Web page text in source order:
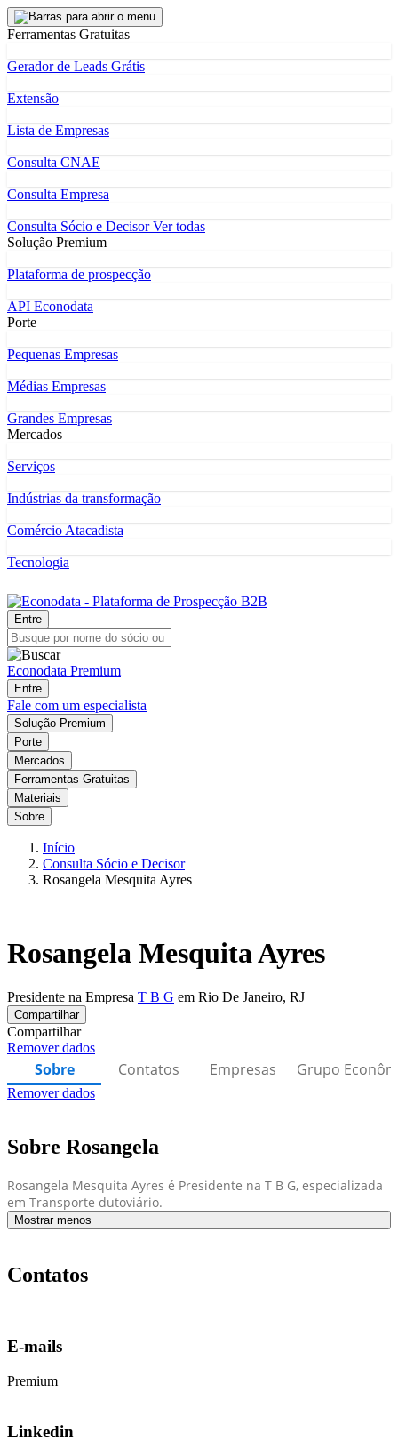
Ferramentas Gratuitas
Gerador de Leads Grátis
Extensão
Lista de Empresas
Consulta CNAE
Consulta Empresa
Consulta Sócio e DecisorVer todas
Solução Premium
Plataforma de prospecção
API Econodata
Porte
Pequenas Empresas
Médias Empresas
Grandes Empresas
Mercados
Serviços
Indústrias da transformação
Comércio Atacadista
Tecnologia
Entre
Econodata Premium
Entre
Fale com um especialista
Solução Premium
Porte
Mercados
Ferramentas Gratuitas
Materiais
Sobre
Início
Consulta Sócio e Decisor
Rosangela Mesquita Ayres
Rosangela Mesquita Ayres
Presidente na Empresa T B G em Rio De Janeiro, RJ
Compartilhar
Compartilhar
Remover dados
Sobre Contatos Empresas Grupo
Remover dados
Sobre Rosangela
Rosangela Mesquita Ayres é Presidente na T B G, especializada
em Transporte dutoviário.
Mostrar menos
Contatos
E-mails
Premium
Linkedin